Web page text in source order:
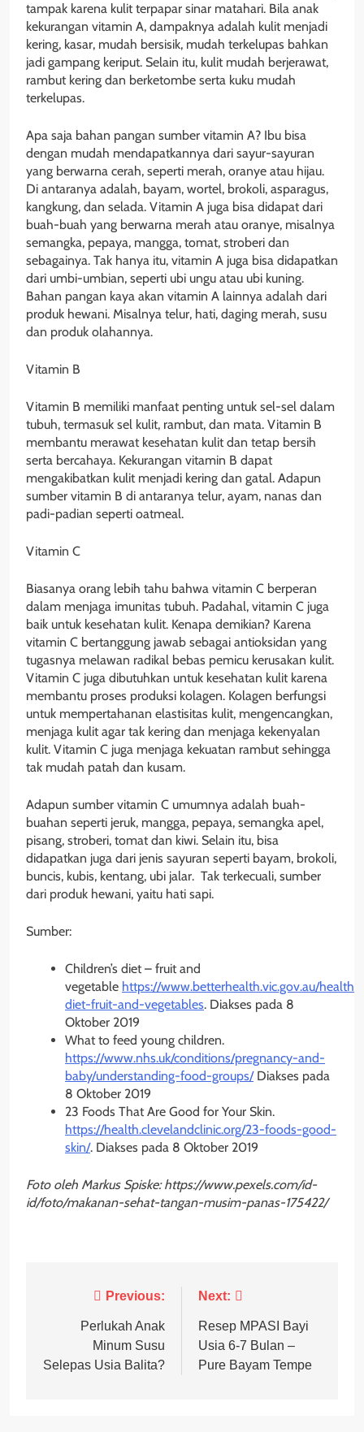
tampak karena kulit terpapar sinar matahari. Bila anak
kekurangan vitamin A, dampaknya adalah kulit menjadi
kering, kasar, mudah bersisik, mudah terkelupas bahkan
jadi gampang keriput. Selain itu, kulit mudah berjerawat,
rambut kering dan berketombe serta kuku mudah
terkelupas.
Apa saja bahan pangan sumber vitamin A? Ibu bisa
dengan mudah mendapatkannya dari sayur-sayuran
yang berwarna cerah, seperti merah, oranye atau hijau.
Di antaranya adalah, bayam, wortel, brokoli, asparagus,
kangkung, dan selada. Vitamin A juga bisa didapat dari
buah-buah yang berwarna merah atau oranye, misalnya
semangka, pepaya, mangga, tomat, stroberi dan
sebagainya. Tak hanya itu, vitamin A juga bisa didapatkan
dari umbi-umbian, seperti ubi ungu atau ubi kuning.
Bahan pangan kaya akan vitamin A lainnya adalah dari
produk hewani. Misalnya telur, hati, daging merah, susu
dan produk olahannya.
Vitamin B
Vitamin B memiliki manfaat penting untuk sel-sel dalam
tubuh, termasuk sel kulit, rambut, dan mata. Vitamin B
membantu merawat kesehatan kulit dan tetap bersih
serta bercahaya. Kekurangan vitamin B dapat
mengakibatkan kulit menjadi kering dan gatal. Adapun
sumber vitamin B di antaranya telur, ayam, nanas dan
padi-padian seperti oatmeal.
Vitamin C
Biasanya orang lebih tahu bahwa vitamin C berperan
dalam menjaga imunitas tubuh. Padahal, vitamin C juga
baik untuk kesehatan kulit. Kenapa demikian? Karena
vitamin C bertanggung jawab sebagai antioksidan yang
tugasnya melawan radikal bebas pemicu kerusakan kulit.
Vitamin C juga dibutuhkan untuk kesehatan kulit karena
membantu proses produksi kolagen. Kolagen berfungsi
untuk mempertahanan elastisitas kulit, mengencangkan,
menjaga kulit agar tak kering dan menjaga kekenyalan
kulit. Vitamin C juga menjaga kekuatan rambut sehingga
tak mudah patah dan kusam.
Adapun sumber vitamin C umumnya adalah buah-
buahan seperti jeruk, mangga, pepaya, semangka apel,
pisang, stroberi, tomat dan kiwi. Selain itu, bisa
didapatkan juga dari jenis sayuran seperti bayam, brokoli,
buncis, kubis, kentang, ubi jalar. Tak terkecuali, sumber
dari produk hewani, yaitu hati sapi.
Sumber:
Children’s diet – fruit and
vegetable https://www.betterhealth.vic.gov.au/
diet-fruit-and-vegetables. Diakses pada 8
Oktober 2019
What to feed young children.
https://www.nhs.uk/conditions/pregnancy-and-
baby/understanding-food-groups/Diakses pada
8 Oktober 2019
23 Foods That Are Good for Your Skin.
https://health.clevelandclinic.org/23-foods-good-
skin/. Diakses pada 8 Oktober 2019
Foto oleh Markus Spiske: https://www.pexels.com/id-
id/foto/makanan-sehat-tangan-musim-panas-175422/
navigation
Previous:
Perlukah Anak
Minum Susu
Selepas Usia Balita?
Next:
Resep MPASI Bayi
Usia 6-7 Bulan –
Pure Bayam Tempe